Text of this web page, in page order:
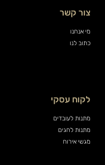
צור קשר
מי אנחנו
כתוב לנו
לקוח עסקי
מתנות לעובדים
מתנות לחגים
מגשי אירוח